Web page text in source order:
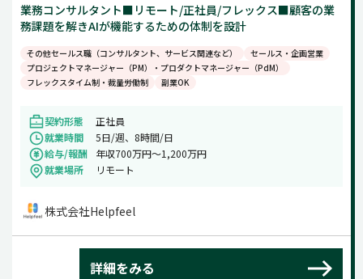
業務コンサルタント■リモート/正社員/フレックス■顧客の業
務課題を解きAIが機能するための体制を設計
その他セールス職（コンサルタント、サービス関連など）
セールス・企画営業
プロジェクトマネージャー（PM）・プロダクトマネージャー（PdM）
フレックスタイム制・裁量労働制
副業OK
契約形態
正社員
就業時間
5日/週、8時間/日
給与/報酬
年収700万円～1,200万円
就業場所
リモート
株式会社Helpfeel
詳細をみる